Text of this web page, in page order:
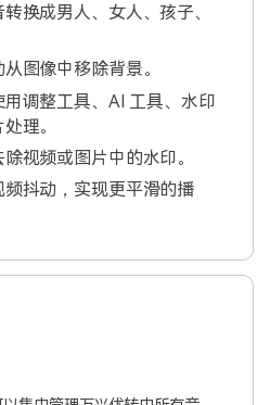
换成男人、女人、孩子、
从图像中移除背景。
用调整工具、AI 工具、水印
理。
除视频或图片中的水印。
频抖动，实现更平滑的播